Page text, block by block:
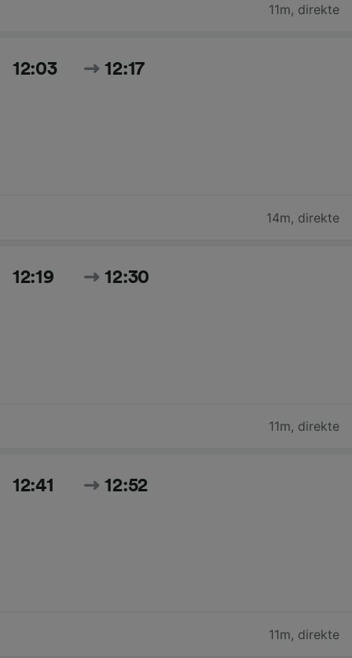
11m, direkte
12:03 12:17
14m, direkte
12:19 12:30
11m, direkte
12:41 12:52
11m, direkte